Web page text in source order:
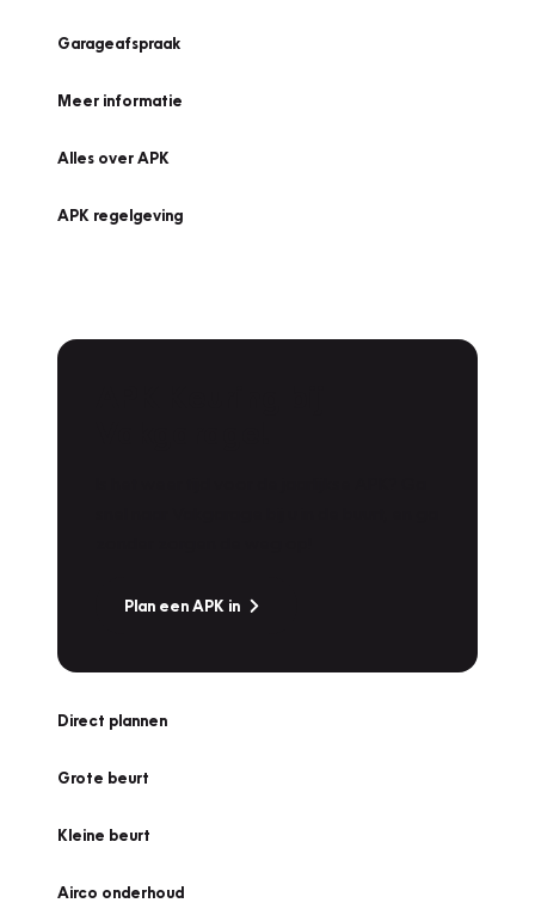
Garageafspraak
Meer informatie
Alles over APK
APK regelgeving
Plan een APK in
Direct plannen
Grote beurt
Kleine beurt
Airco onderhoud